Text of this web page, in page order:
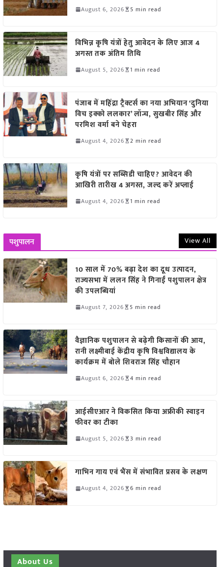
August 6, 2026 5 min read
विभिन्न कृषि यंत्रों हेतु आवेदन के लिए आज 4
अगस्त तक अंतिम तिथि
August 5, 2026 1 min read
पंजाब में महिंद्रा ट्रैक्टर्स का नया अभियान ‘दुनिया
विच इक्को ललकार’ लॉन्च, सुखबीर सिंह और
परमिश वर्मा बने चेहरा
August 4, 2026 2 min read
कृषि यंत्रों पर सब्सिडी चाहिए? आवेदन की
आखिरी तारीख 4 अगस्त, जल्द करें अप्लाई
August 4, 2026 1 min read
पशुपालन View All
10 साल में 70% बढ़ा देश का दूध उत्पादन,
राज्यसभा में ललन सिंह ने गिनाईं पशुपालन क्षेत्र
की उपलब्धियां
August 7, 2026 5 min read
वैज्ञानिक पशुपालन से बढ़ेगी किसानों की आय,
रानी लक्ष्मीबाई केंद्रीय कृषि विश्वविद्यालय के
कार्यक्रम में बोले शिवराज सिंह चौहान
August 6, 2026 4 min read
आईसीएआर ने विकसित किया अफ्रीकी स्वाइन
फीवर का टीका
August 5, 2026 3 min read
गाभिन गाय एवं भैंस में संभावित प्रसव के लक्षण
August 4, 2026 6 min read
About Us